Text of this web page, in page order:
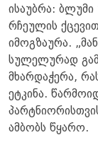
ისაუბრა:
რჩეულის
იმოგზაურა.
სულელურად
მხარდაჭერა,
ეტკინა.
ამბობს წყარო.